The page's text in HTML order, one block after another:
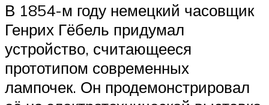
В 1854-м году немецкий часовщик
Генрих Гёбель придумал
устройство, считающееся
прототипом современных
лампочек. Он продемонстрировал